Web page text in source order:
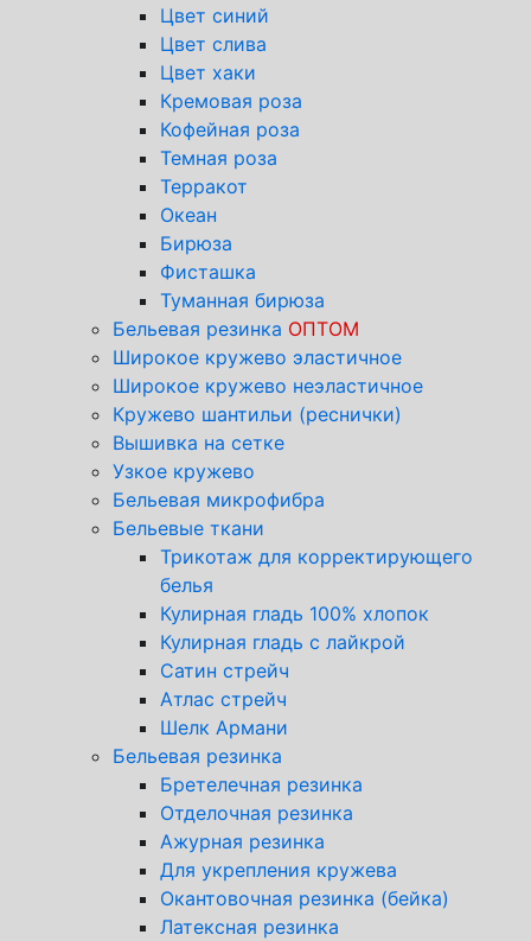
Цвет синий
Цвет слива
Цвет хаки
Кремовая роза
Кофейная роза
Темная роза
Терракот
Океан
Бирюза
Фисташка
Туманная бирюза
Бельевая резинка ОПТОМ
Широкое кружево эластичное
Широкое кружево неэластичное
Кружево шантильи (реснички)
Вышивка на сетке
Узкое кружево
Бельевая микрофибра
Бельевые ткани
Трикотаж для корректирующего
белья
Кулирная гладь 100% хлопок
Кулирная гладь с лайкрой
Сатин стрейч
Атлас стрейч
Шелк Армани
Бельевая резинка
Бретелечная резинка
Отделочная резинка
Ажурная резинка
Для укрепления кружева
Окантовочная резинка (бейка)
Латексная резинка